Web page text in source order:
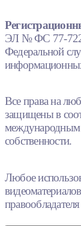
ЭЛ № ФС 77-
Федеральной
Все права на
защищены в
международным
собственности.
Любое